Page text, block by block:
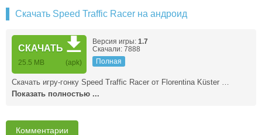
Скачать Speed Traffic Racer на андроид
СКАЧАТЬ
25.5 MB (apk)
Версия игры: 1.7
Скачали: 7888
Полная
Скачать игру-гонку Speed Traffic Racer от Florentina Küster …
Показать полностью ...
Комментарии